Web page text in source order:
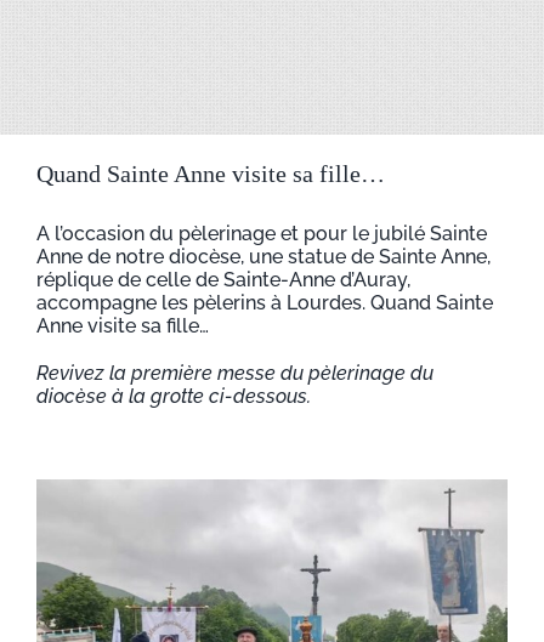
Quand Sainte Anne visite sa fille…
A l’occasion du pèlerinage et pour le jubilé Sainte
Anne de notre diocèse, une statue de Sainte Anne,
réplique de celle de Sainte-Anne d’Auray,
accompagne les pèlerins à Lourdes. Quand Sainte
Anne visite sa fille…
Revivez la première messe du pèlerinage du
diocèse à la grotte ci-dessous.